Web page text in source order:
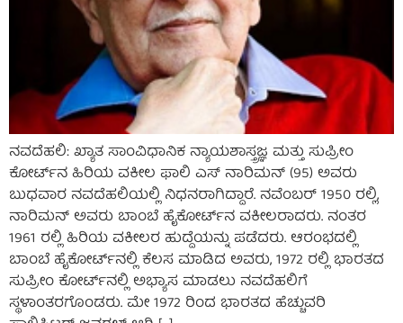
ನವದೆಹಲಿ: ಖ್ಯಾತ ಸಾಂವಿಧಾನಿಕ ನ್ಯಾಯಶಾಸ್ತ್ರಜ್ಞ ಮತ್ತು ಸುಪ್ರೀಂ
ಕೋರ್ಟ್‌ನ ಹಿರಿಯ ವಕೀಲ ಫಾಲಿ ಎಸ್ ನಾರಿಮನ್ (95) ಅವರು
ಬುಧವಾರ ನವದೆಹಲಿಯಲ್ಲಿ ನಿಧನರಾಗಿದ್ದಾರೆ. ನವೆಂಬರ್ 1950 ರಲ್ಲಿ,
ನಾರಿಮನ್ ಅವರು ಬಾಂಬೆ ಹೈಕೋರ್ಟ್‌ನ ವಕೀಲರಾದರು. ನಂತರ
1961 ರಲ್ಲಿ ಹಿರಿಯ ವಕೀಲರ ಹುದ್ದೆಯನ್ನು ಪಡೆದರು. ಆರಂಭದಲ್ಲಿ
ಬಾಂಬೆ ಹೈಕೋರ್ಟ್‌ನಲ್ಲಿ ಕೆಲಸ ಮಾಡಿದ ಅವರು, 1972 ರಲ್ಲಿ ಭಾರತದ
ಸುಪ್ರೀಂ ಕೋರ್ಟ್‌ನಲ್ಲಿ ಅಭ್ಯಾಸ ಮಾಡಲು ನವದೆಹಲಿಗೆ
ಸ್ಥಳಾಂತರಗೊಂಡರು. ಮೇ 1972 ರಿಂದ ಭಾರತದ ಹೆಚ್ಚುವರಿ